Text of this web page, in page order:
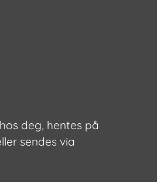
deg, hentes på
sendes via